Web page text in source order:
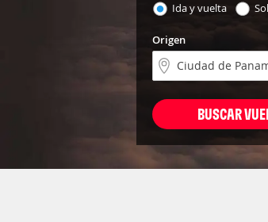
Ida y vuelta
Origen
BUSCAR